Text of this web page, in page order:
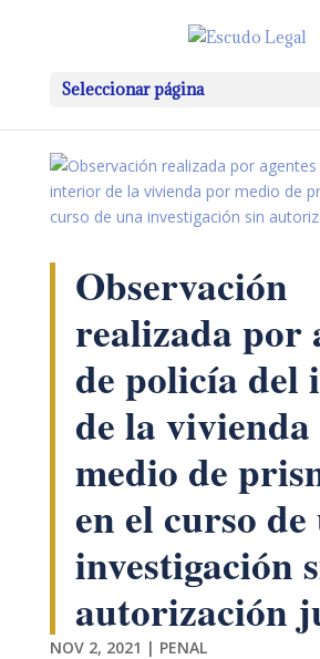
Seleccionar página
Observación
realizada por
de policía
de la
medio de
en el curso
investigación
autorización
NOV 2, 2021 | PENAL